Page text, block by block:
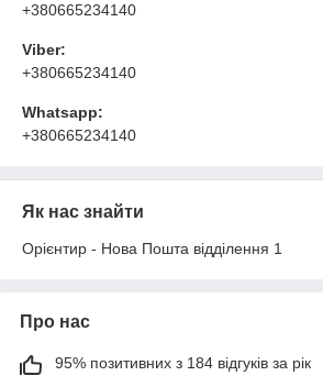
+380665234140
Viber:
+380665234140
Whatsapp:
+380665234140
Як нас знайти
Орієнтир - Нова Пошта відділення 1
Про нас
95% позитивних з 184 відгуків за рік